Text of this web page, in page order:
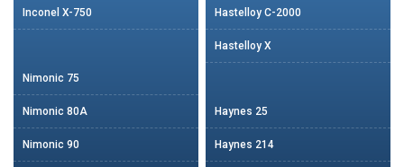
Inconel X-750
Nimonic 75
Nimonic 80A
Nimonic 90
Hastelloy C-2000
Hastelloy X
Haynes 25
Haynes 214